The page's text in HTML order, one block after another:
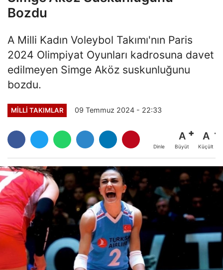
Bozdu
A Milli Kadın Voleybol Takımı'nın Paris
2024 Olimpiyat Oyunları kadrosuna davet
edilmeyen Simge Aköz suskunluğunu
bozdu.
MILLI TAKIMLAR 09 Temmuz 2024 - 22:33
Dinle
A
Büyüt
A
Küçült